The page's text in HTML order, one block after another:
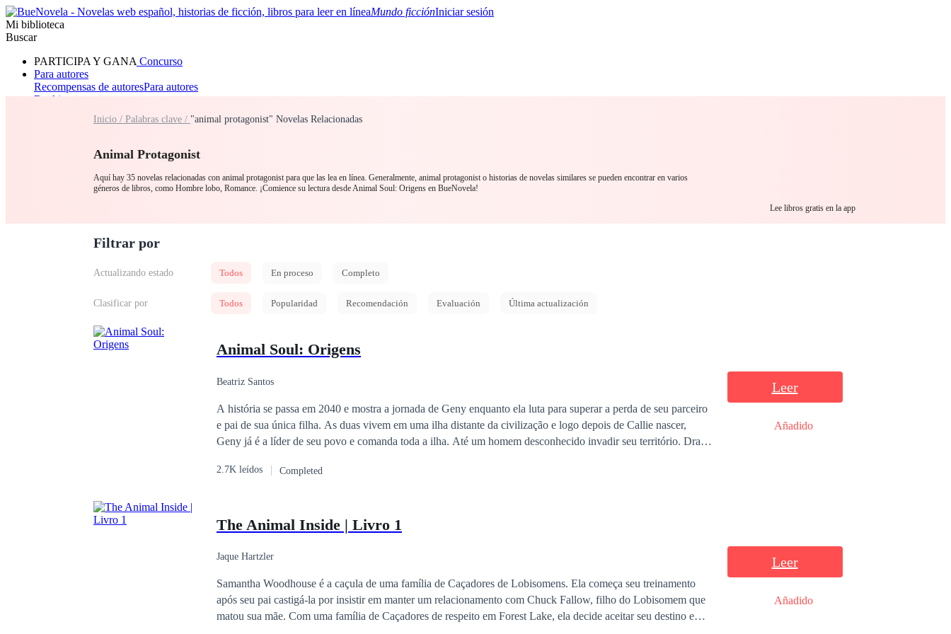
Mundo ficciónIniciar sesión
Mi biblioteca
Buscar
PARTICIPA Y GANA Concurso
Para autores
Recompensas de autoresPara autores
Ranking
RomanceHombre loboMafiaSistema
Inicio / Palabras clave / "animal protagonist" Novelas Relacionadas
Animal Protagonist
Aquí hay 35 novelas relacionadas con animal protagonist para que las lea en línea. Generalmente, animal protagonist o historias de novelas similares se pueden encontrar en varios
géneros de libros, como Hombre lobo, Romance. ¡Comience su lectura desde Animal Soul: Origens en BueNovela!
Lee libros gratis en la app
Filtrar por
Actualizando estado Todos En proceso Completo
Clasificar por Todos Popularidad Recomendación Evaluación Última actualización
Animal Soul: Origens
Beatriz Santos
A história se passa em 2040 e mostra a jornada de Geny enquanto ela luta para superar a perda de seu parceiro
e pai de sua única filha. As duas vivem em uma ilha distante da civilização e logo depois de Callie nascer,
Geny já é a líder de seu povo e comanda toda a ilha. Até um homem desconhecido invadir seu território. Drake
preocupa apenas com sua ambição, movido pela curiosidade e ganância, ele decide estudar uma ilha perdida
última geração, ele só não imaginava que teria que levar o dono do objeto e protege-lo com sua vida o tesouro
2.7K leídos Completed
Leer
Añadido
The Animal Inside | Livro 1
Jaque Hartzler
Samantha Woodhouse é a caçula de uma família de Caçadores de Lobisomens. Ela começa seu treinamento
após seu pai castigá-la por insistir em manter um relacionamento com Chuck Fallow, filho do Lobisomem que
matou sua mãe. Com uma família de Caçadores de respeito em Forest Lake, ela decide aceitar seu destino e
Leer
Añadido